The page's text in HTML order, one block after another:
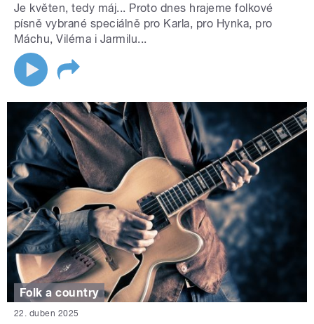
Je květen, tedy máj... Proto dnes hrajeme folkové
písně vybrané speciálně pro Karla, pro Hynka, pro
Máchu, Viléma i Jarmilu...
Folk a country
22. duben 2025